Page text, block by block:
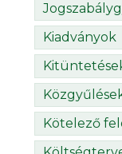
Kiadványok
Kötelező